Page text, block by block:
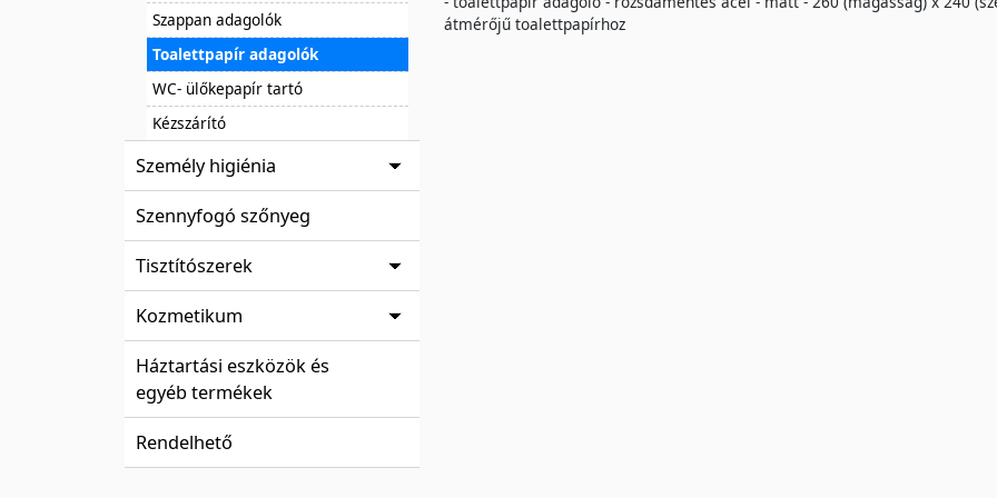
Szappan adagolók
Toalettpapír adagolók
WC- ülőkepapír tartó
Kézszárító
Személy higiénia
Szennyfogó szőnyeg
Tisztítószerek
Kozmetikum
Háztartási eszközök és
egyéb termékek
Rendelhető
átmérőjű toalettpapírhoz